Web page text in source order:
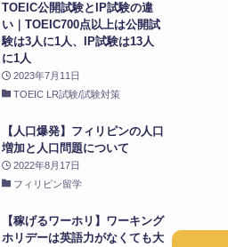
TOEIC公開試験とIP試験の違
い｜TOEIC700点以上は公開試
験は3人に1人、IP試験は13人
に1人
2023年7月11日
TOEIC LR試験/試験対策
【人口爆発】フィリピンの人口
増加と人口問題について
2022年8月17日
フィリピン留学
【稼げるワーホリ】ワーキング
ホリデーは英語力がなくても大